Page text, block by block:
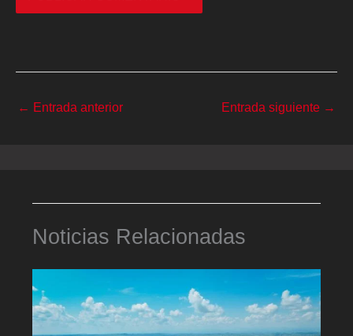
← Entrada anterior Entrada siguiente →
Noticias Relacionadas